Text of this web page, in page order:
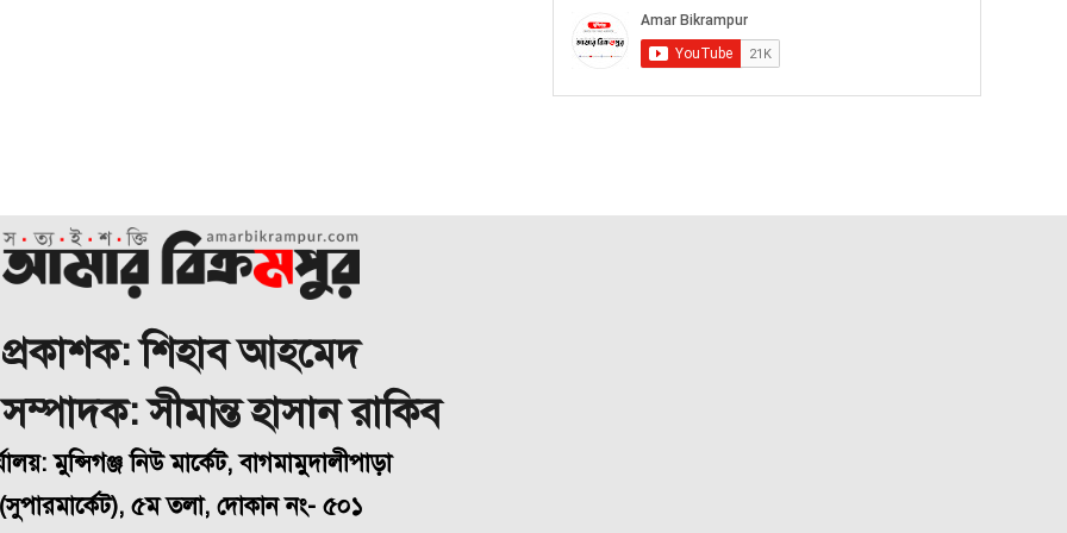
প্রকাশক: শিহাব আহমেদ
সম্পাদক: সীমান্ত হাসান রাকিব
মুন্সিগঞ্জ নিউ মার্কেট, বাগমামুদালীপাড়া
(সুপারমার্কেট), ৫ম তলা, দোকান নং- ৫০১